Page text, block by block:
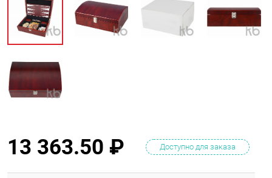
13 363.50 ₽ Доступно для заказа